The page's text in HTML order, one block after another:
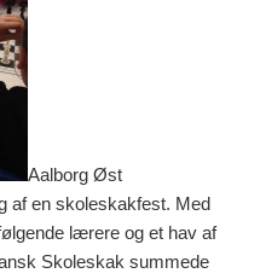
Aalborg Øst
af en skoleskakfest. Med
lærere og et hav af
Skoleskak summede